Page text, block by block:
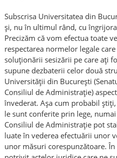
Subscrisa Universitatea din
și, nu în ultimul rând, cu
Precizăm că vom efectua toate
respectarea normelor legale
soluționării sesizării pe care ați
supune dezbaterii celor două
Universității din București
Consiliul de Administrație)
învederat. Așa cum probabil
le sunt conferite prin lege,
Consiliul de Administrație pot
luate în vederea efectuării unor
unor măsuri corespunzătoare.